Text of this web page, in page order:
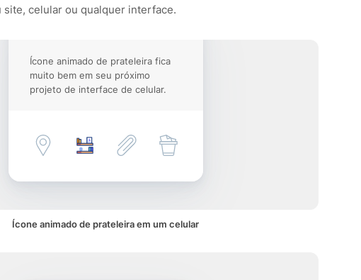
celular ou qualquer interface.
Ícone animado de prateleira fica
muito bem em seu próximo
projeto de interface de celular.
Ícone animado de prateleira em um celular